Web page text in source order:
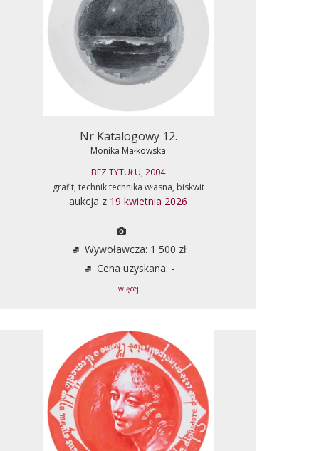
Nr Katalogowy 12.
Monika Małkowska
BEZ TYTUŁU, 2004
grafit, technik technika własna, biskwit
aukcja z 19 kwietnia 2026
Wywoławcza: 1 500 zł
Cena uzyskana: -
... więcej ...